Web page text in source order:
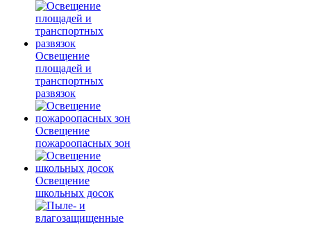
Освещение
площадей и
транспортных
развязок
Освещение
пожароопасных зон
Освещение
школьных досок